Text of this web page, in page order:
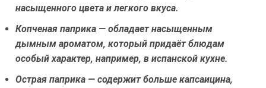
насыщенного цвета и легкого вкуса.
Копченая паприка — обладает насыщенным
дымным ароматом, который придаёт блюдам
особый характер, например, в испанской кухне.
Острая паприка — содержит больше капсаицина,